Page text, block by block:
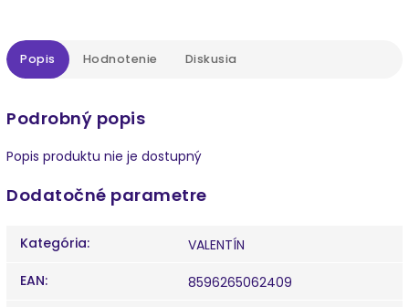
Popis Hodnotenie Diskusia
Podrobný popis
Popis produktu nie je dostupný
Dodatočné parametre
Kategória:
VALENTÍN
EAN:
8596265062409